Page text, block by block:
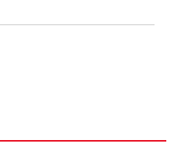
на работния ден.